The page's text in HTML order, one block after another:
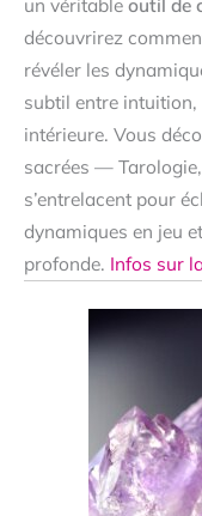
découvrirez
révéler les
subtil entre
intérieure. Vous
sacrées —
s’entrelacent pour
dynamiques en jeu
profonde. Infos sur